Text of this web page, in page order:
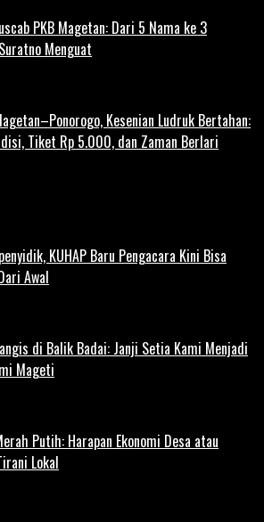
PKB Magetan: Dari 5 Nama ke 3
Menguat
Kesenian Ludruk Bertahan:
Tiket Rp 5.000, dan Zaman Berlari
KUHAP Baru Pengacara Kini Bisa
Awal
di Balik Badai: Janji Setia Kami Menjadi
Mageti
Putih: Harapan Ekonomi Desa atau
Lokal